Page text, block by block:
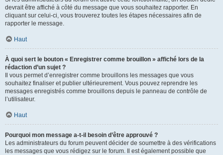
devrait être affiché à côté du message que vous souhaitez rapporter. En
cliquant sur celui-ci, vous trouverez toutes les étapes nécessaires afin de
rapporter le message.
Haut
À quoi sert le bouton « Enregistrer comme brouillon » affiché lors de la
rédaction d’un sujet ?
Il vous permet d’enregistrer comme brouillons les messages que vous
souhaitez finaliser et publier ultérieurement. Vous pouvez reprendre les
messages enregistrés comme brouillons depuis le panneau de contrôle de
l’utilisateur.
Haut
Pourquoi mon message a-t-il besoin d’être approuvé ?
Les administrateurs du forum peuvent décider de soumettre à des vérifications
les messages que vous rédigez sur le forum. Il est également possible que